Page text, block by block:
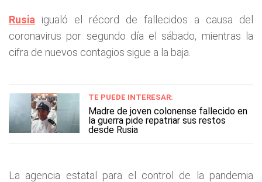
Rusia igualó el récord de fallecidos a causa del
coronavirus por segundo día el sábado, mientras la
cifra de nuevos contagios sigue a la baja.
TE PUEDE INTERESAR:
Madre de joven colonense fallecido en
la guerra pide repatriar sus restos
desde Rusia
La agencia estatal para el control de la pandemia